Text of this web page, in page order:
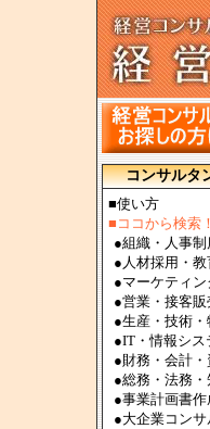
コンサルタ
■使い方
■ココから検索！
●組織・人事制
● 人材採用・
●マーケティン
●営業・接客販
●生産・技術・
●IT・情報シス
●財務・会計
●総務・法務
●事業計画書作
●大企業コン